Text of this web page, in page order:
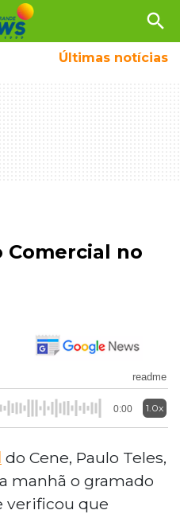
search
Últimas notícias
Comercial no
readme
0:00 1.0x
do Cene, Paulo Teles,
manhã o gramado
verificou que